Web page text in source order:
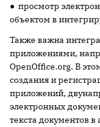
● просмотр
объектом в
Также важна
приложениями,
OpenOffice.org. В
создания и
приложений,
электронных
текста документов